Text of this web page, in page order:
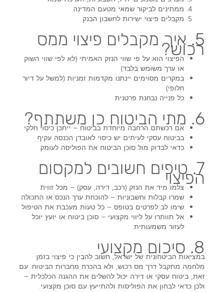
ממתינים לביקור שמאי מטעם המדינה
מקבלים פיצוי ישירות לחשבון הבנק
5. איך מקבלים פיצוי ממס
רכוש?הפיצוי הוא על פי שווי הנזק האמיתי (לא לפי שווי השוק
או ערך משומש בלבד)
במקרים מסוימים יינתנו מקדמות זמניות (למשל על דיור
חלופי)
כל פנייה נבחנת פרטנית
6. מתי הביטוח כן משתתף?
אם רכשתם הרחבה מיוחדת בביטוח – ייתכן כיסוי חלקי
בביטוח עסקי לעיתים יש כיסוילאובדן הכנסה עקיף
כדאי לבדוק מול סוכן הביטוח את הפוליסה לעומק
7. טיפים חשובים למקסום
הפיצויצלמו מיד את הנזק (רכב, דירה, עסק) – מכל זווית
שמרו קבלות וחשבוניות – להוכחת ערך הנכס או התכולה
שימו לב לפרטים בטופס – כל טעות מעכבת את הטיפול
אל תוותרו על ליווי מקצועי – סוכן ביטוח או יועץ יוכל
לעזור משמעותית
8. סיכום מקצועי
במציאות הביטחונית של ישראל, חשוב להבין כי פיצוי בזמן
מלחמה מתקבל דרך מס רכוש, ולא בהכרח מחברות הביטוח. עם
זאת, ביטוח עסקי או דירה יכול להשלים את ההגנה הכלכלית –
ולכן כדאי לבחון את הפוליסות ולהתייעץ עם סוכן מקצועי.